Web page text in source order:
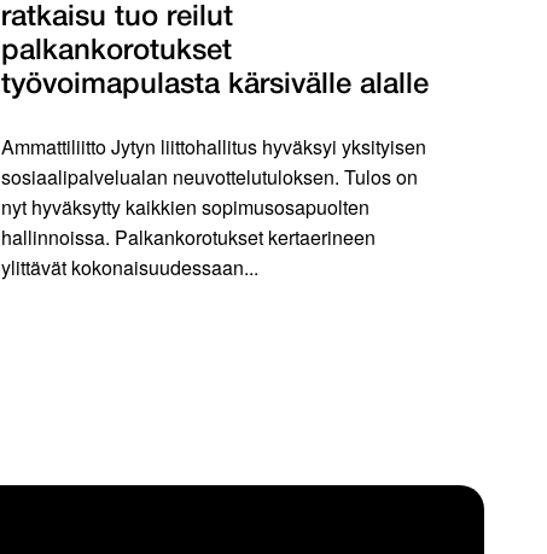
ratkaisu tuo reilut
palkankorotukset
työvoimapulasta kärsivälle alalle
Ammattiliitto Jytyn liittohallitus hyväksyi yksityisen
sosiaalipalvelualan neuvottelutuloksen. Tulos on
nyt hyväksytty kaikkien sopimusosapuolten
hallinnoissa. Palkankorotukset kertaerineen
ylittävät kokonaisuudessaan...